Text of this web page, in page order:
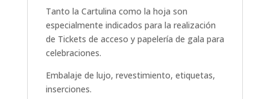
Tanto la Cartulina como la hoja son
especialmente indicados para la realización
de Tickets de acceso y papelería de gala para
celebraciones.
Embalaje de lujo, revestimiento, etiquetas,
inserciones.